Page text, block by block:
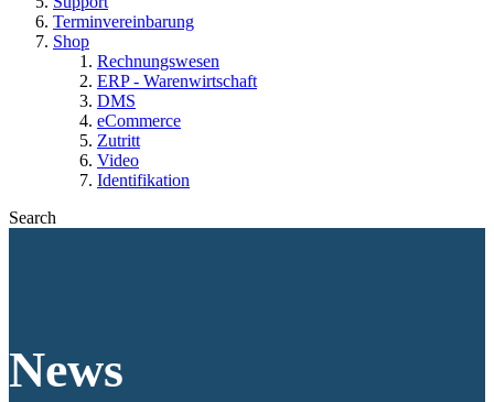
Terminvereinbarung
Shop
Rechnungswesen
ERP - Warenwirtschaft
DMS
eCommerce
Zutritt
Video
Identifikation
Search
News